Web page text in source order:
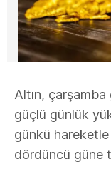
Altın,
güçlü günlük
günkü
dördüncü güne